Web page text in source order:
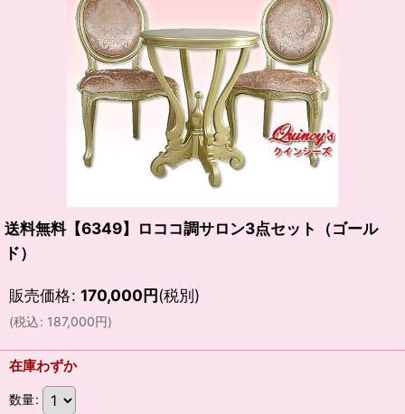
送料無料【6349】ロココ調サロン3点セット（ゴール
ド）
販売価格: 170,000円(税別)
(税込: 187,000円)
在庫わずか
数量: